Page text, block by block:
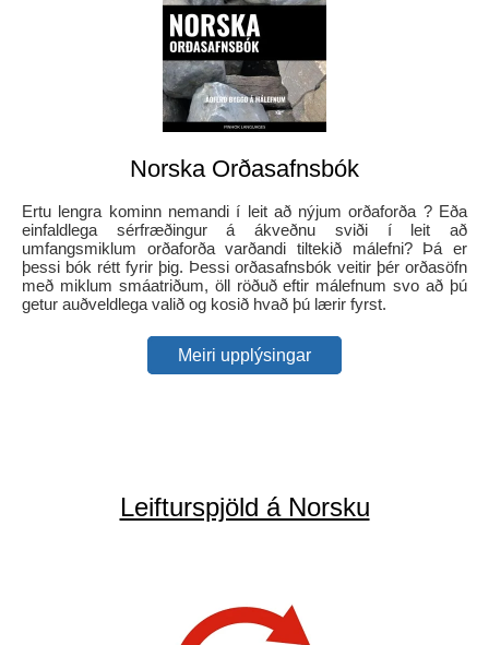
Norska Orðasafnsbók
Ertu lengra kominn nemandi í leit að nýjum orðaforða ? Eða
einfaldlega sérfræðingur á ákveðnu sviði í leit að
umfangsmiklum orðaforða varðandi tiltekið málefni? Þá er
þessi bók rétt fyrir þig. Þessi orðasafnsbók veitir þér orðasöfn
með miklum smáatriðum, öll röðuð eftir málefnum svo að þú
getur auðveldlega valið og kosið hvað þú lærir fyrst.
Meiri upplýsingar
Leifturspjöld á Norsku